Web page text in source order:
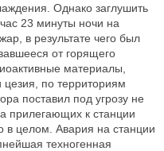
Однако заглушить
23 минуты ночи на
в результате чего был
от горящего
материалы,
по территориям
поставил под угрозу не
прилегающих к станции
в целом. Авария на станции
техногенная